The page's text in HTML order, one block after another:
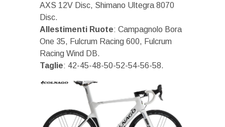
AXS 12V Disc, Shimano Ultegra 8070
Disc.
Allestimenti Ruote: Campagnolo Bora
One 35, Fulcrum Racing 600, Fulcrum
Racing Wind DB.
Taglie: 42-45-48-50-52-54-56-58.